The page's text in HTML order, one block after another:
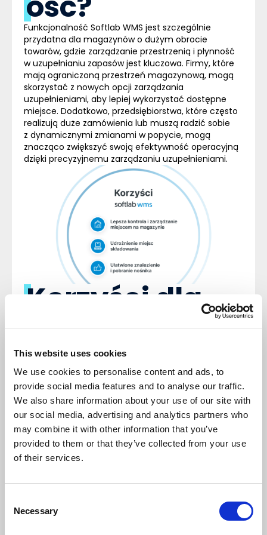
This website uses cookies
We use cookies to personalise content and ads, to
provide social media features and to analyse our traffic.
We also share information about your use of our site with
our social media, advertising and analytics partners who
may combine it with other information that you’ve
provided to them or that they’ve collected from your use
of their services.
Selection
Necessary
Funkcjonalność Softlab WMS jest szczególnie
przydatna dla magazynów o dużym obrocie
towarów, gdzie zarządzanie przestrzenią i płynność
w uzupełnianiu zapasów jest kluczowa. Firmy, które
mają ograniczoną przestrzeń magazynową, mogą
skorzystać z nowych opcji zarządzania
uzupełnieniami, aby lepiej wykorzystać dostępne
miejsce. Dodatkowo, przedsiębiorstwa, które często
realizują duże zamówienia lub muszą radzić sobie
z dynamicznymi zmianami w popycie, mogą
znacząco zwiększyć swoją efektywność operacyjną
dzięki precyzyjnemu zarządzaniu uzupełnieniami.
Korzyści dla
klientów
Wprowadzenie tych zmian przynosi szereg korzyści:
na magazynie: nowe funkcjonalności
pozwalają na bardziej efektywne zarządzanie
przestrzenią w lokalizacjach składowania.
Dzięki temu magazyn jest lepiej
zorganizowany, uzupełnianie zapasów odbywa
się w sposób płynny bez przestojów,
Udrożnienie miejsc składowania